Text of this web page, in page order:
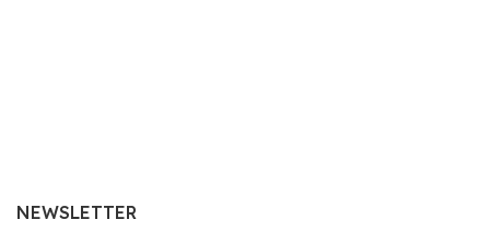
NEWSLETTER